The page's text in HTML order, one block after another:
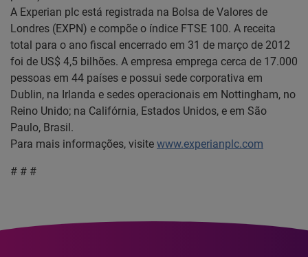
A Experian plc está registrada na Bolsa de Valores de
Londres (EXPN) e compõe o índice FTSE 100. A receita
total para o ano fiscal encerrado em 31 de março de 2012
foi de US$ 4,5 bilhões. A empresa emprega cerca de 17.000
pessoas em 44 países e possui sede corporativa em
Dublin, na Irlanda e sedes operacionais em Nottingham, no
Reino Unido; na Califórnia, Estados Unidos, e em São
Paulo, Brasil.
Para mais informações, visite www.experianplc.com
# # #